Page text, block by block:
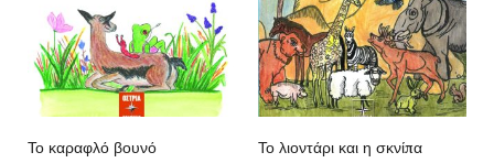
Το καραφλό βουνό Το λιοντάρι και η σκνίπα